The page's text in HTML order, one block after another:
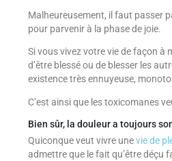
Malheureusement, il faut passer
pour parvenir à la phase de joie.
Si vous vivez votre vie de façon à
d’être blessé ou de blesser les
existence très ennuyeuse,
C’est ainsi que les toxicomanes
Bien sûr, la douleur a toujours
Quiconque veut vivre unevie de
admettre que le fait qu’être déçu